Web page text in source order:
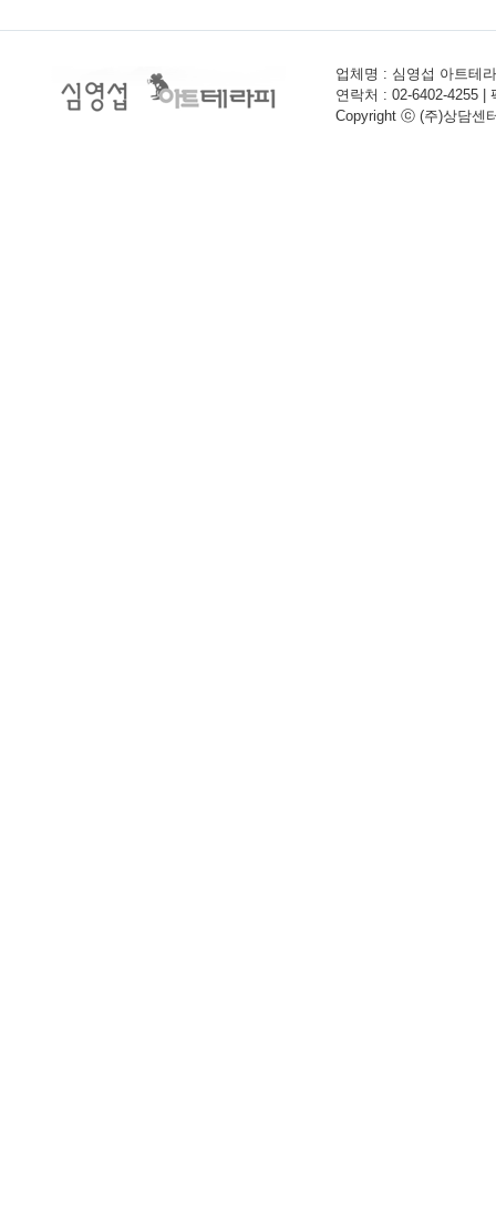
업체명 : 심영섭 아트테
연락처 : 02-6402-4255 |
Copyright ⓒ (주)상담센